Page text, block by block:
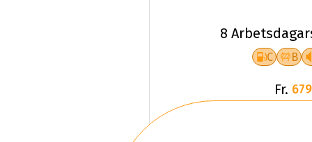
8
C B
Fr.